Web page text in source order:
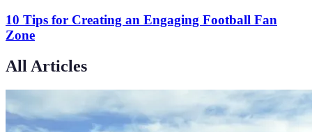
10 Tips for Creating an Engaging Football Fan
Zone
All Articles